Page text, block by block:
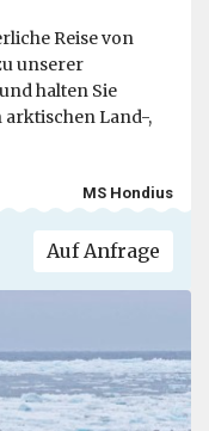
Reise von
unserer
halten Sie
arktischen Land-,
MS Hondius
Auf Anfrage